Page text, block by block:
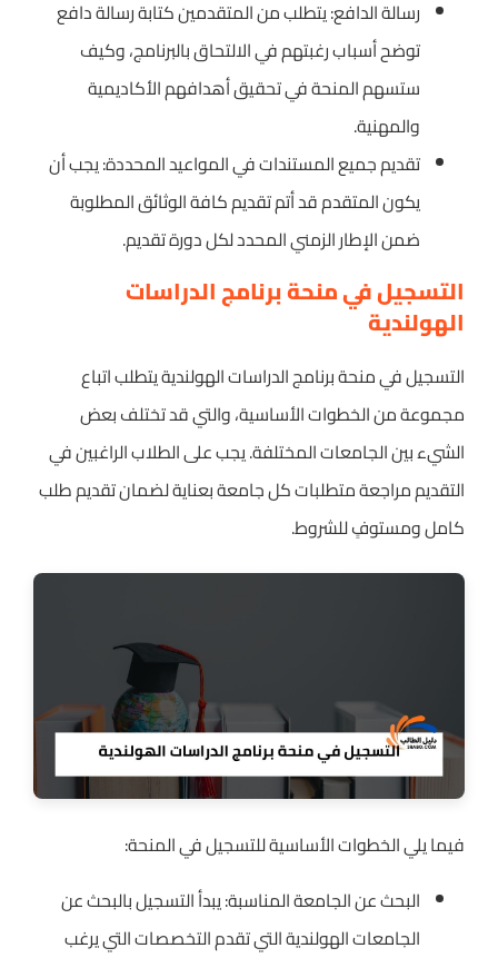
رسالة الدافع: يتطلب من المتقدمين كتابة رسالة دافع
توضح أسباب رغبتهم في الالتحاق بالبرنامج، وكيف
ستسهم المنحة في تحقيق أهدافهم الأكاديمية
والمهنية.
تقديم جميع المستندات في المواعيد المحددة: يجب أن
يكون المتقدم قد أتم تقديم كافة الوثائق المطلوبة
ضمن الإطار الزمني المحدد لكل دورة تقديم.
التسجيل في منحة برنامج الدراسات
الهولندية
التسجيل في منحة برنامج الدراسات الهولندية يتطلب اتباع
مجموعة من الخطوات الأساسية، والتي قد تختلف بعض
الشيء بين الجامعات المختلفة. يجب على الطلاب الراغبين في
التقديم مراجعة متطلبات كل جامعة بعناية لضمان تقديم طلب
كامل ومستوفٍ للشروط.
فيما يلي الخطوات الأساسية للتسجيل في المنحة:
البحث عن الجامعة المناسبة: يبدأ التسجيل بالبحث عن
الجامعات الهولندية التي تقدم التخصصات التي يرغب